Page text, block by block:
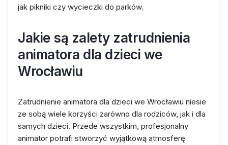
jak pikniki czy wycieczki do parków.
Jakie są zalety zatrudnienia
animatora dla dzieci we
Wrocławiu
Zatrudnienie animatora dla dzieci we Wrocławiu niesie
ze sobą wiele korzyści zarówno dla rodziców, jak i dla
samych dzieci. Przede wszystkim, profesjonalny
animator potrafi stworzyć wyjątkową atmosferę